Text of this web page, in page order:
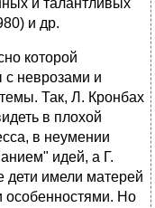
и талантливых
и др.
которой
с неврозами и
Так, Л. Кронбах
в плохой
в неумении
идей, а Г.
дети имели матерей
особенностями. Но